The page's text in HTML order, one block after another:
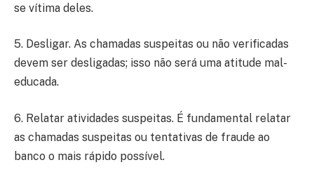
se vítima deles.
5. Desligar. As chamadas suspeitas ou não verificadas
devem ser desligadas; isso não será uma atitude mal-
educada.
6. Relatar atividades suspeitas. É fundamental relatar
as chamadas suspeitas ou tentativas de fraude ao
banco o mais rápido possível.